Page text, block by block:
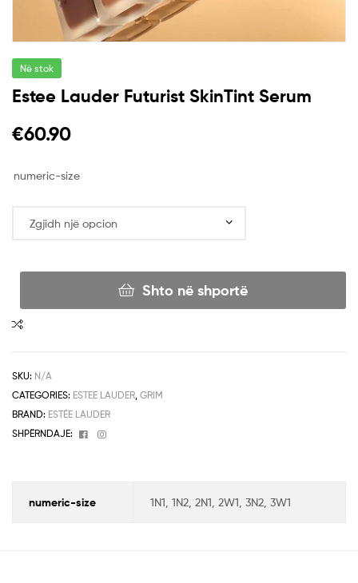
Në stok
Estee Lauder Futurist SkinTint Serum
€60.90
numeric-size
Shto në shportë
SKU: N/A
CATEGORIES: ESTEE LAUDER, GRIM
BRAND: ESTÉE LAUDER
SHPËRNDAJE:
Facebook
Instagram
numeric-size 1N1, 1N2, 2N1, 2W1, 3N2, 3W1